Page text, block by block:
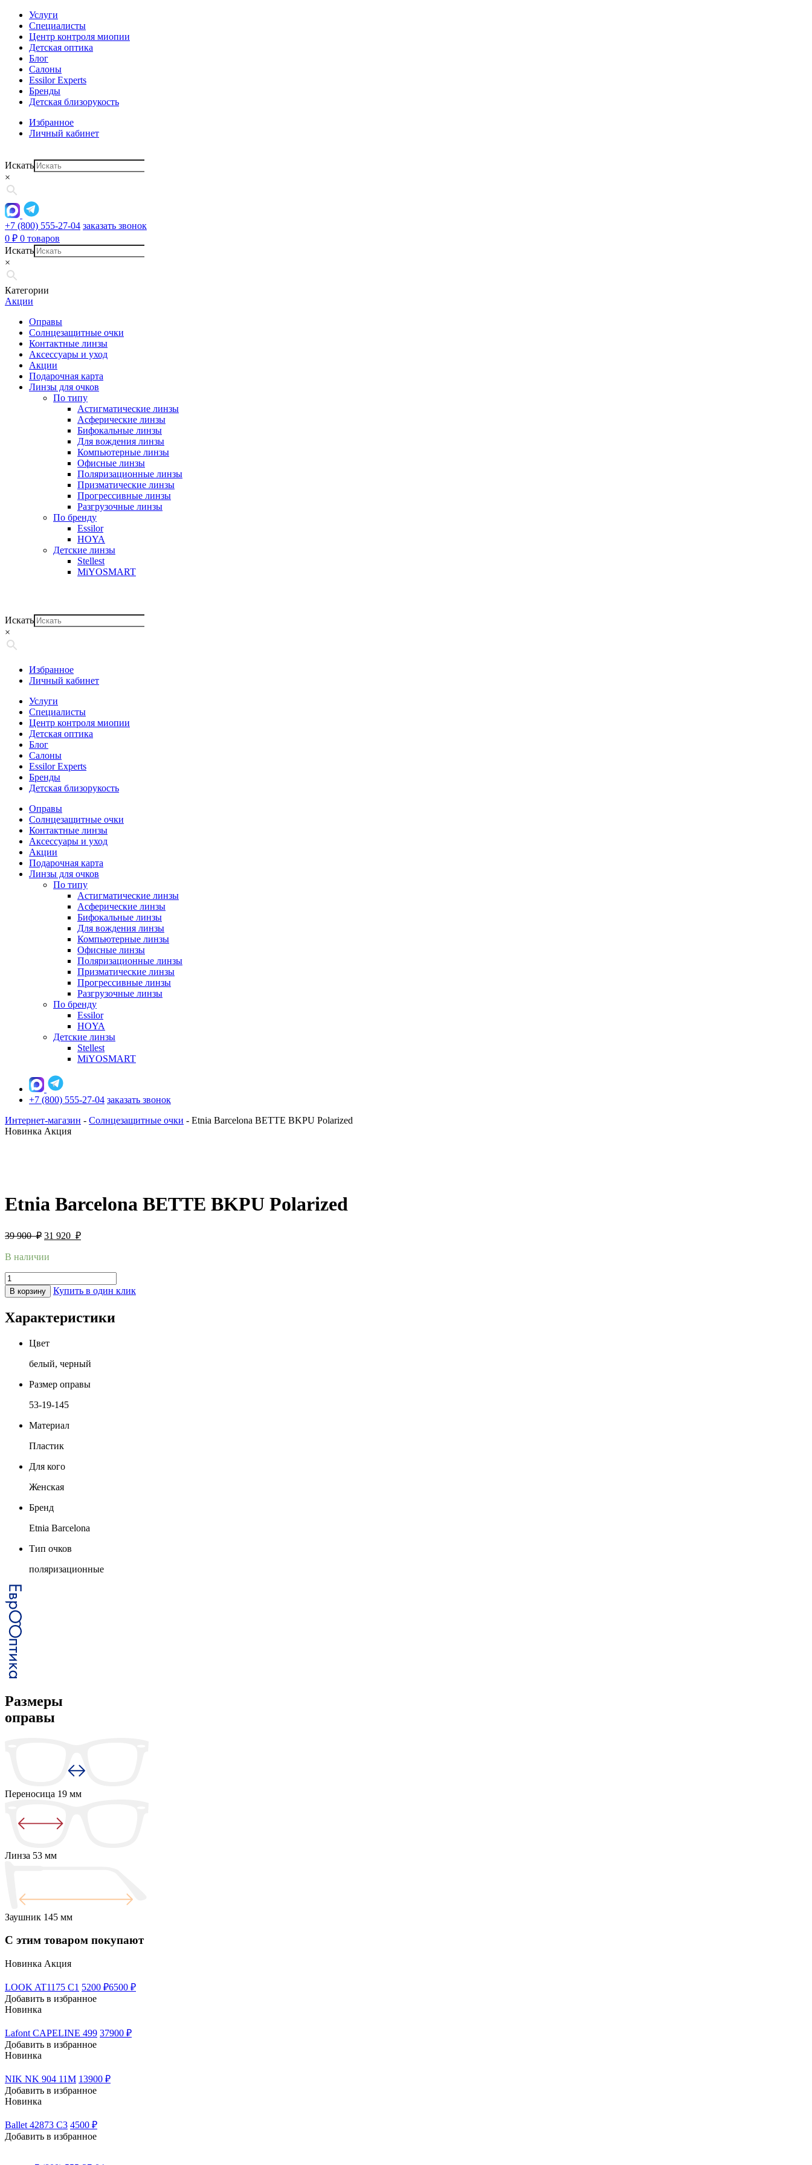
Услуги
Специалисты
Центр контроля миопии
Детская оптика
Блог
Салоны
Essilor Experts
Бренды
Детская близорукость
Избранное
Личный кабинет
Искать
×
+7 (800) 555-27-04 заказать звонок
0 ₽ 0 товаров
Искать
×
Категории
Акции
Оправы
Солнцезащитные очки
Контактные линзы
Аксессуары и уход
Акции
Подарочная карта
Линзы для очков
По типу
Астигматические линзы
Асферические линзы
Бифокальные линзы
Для вождения линзы
Компьютерные линзы
Офисные линзы
Поляризационные линзы
Призматические линзы
Прогрессивные линзы
Разгрузочные линзы
По бренду
Essilor
HOYA
Детские линзы
Stellest
MiYOSMART
Искать
×
Избранное
Личный кабинет
Услуги
Специалисты
Центр контроля миопии
Детская оптика
Блог
Салоны
Essilor Experts
Бренды
Детская близорукость
Оправы
Солнцезащитные очки
Контактные линзы
Аксессуары и уход
Акции
Подарочная карта
Линзы для очков
По типу
Астигматические линзы
Асферические линзы
Бифокальные линзы
Для вождения линзы
Компьютерные линзы
Офисные линзы
Поляризационные линзы
Призматические линзы
Прогрессивные линзы
Разгрузочные линзы
По бренду
Essilor
HOYA
Детские линзы
Stellest
MiYOSMART
+7 (800) 555-27-04 заказать звонок
Интернет-магазин - Солнцезащитные очки - Etnia Barcelona BETTE BKPU Polarized
Новинка Акция
Etnia Barcelona BETTE BKPU Polarized
39 900₽ 31 920 ₽
В наличии
В корзину Купить в один клик
Характеристики
Цвет
белый, черный
Размер оправы
53-19-145
Материал
Пластик
Для кого
Женская
Бренд
Etnia Barcelona
Тип очков
поляризационные
Размеры
оправы
Переносица 19 мм
Линза 53 мм
Заушник 145 мм
С этим товаром покупают
Новинка Акция
LOOK AT1175 C1 5200 ₽6500 ₽
Добавить в избранное
Новинка
Lafont CAPELINE 499 37900 ₽
Добавить в избранное
Новинка
NIK NK 904 11M 13900 ₽
Добавить в избранное
Новинка
Ballet 42873 C3 4500 ₽
Добавить в избранное